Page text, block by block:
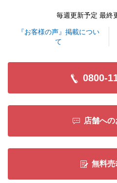
毎週更新予定 最終
『お客様の声』掲載につい
て
0800-
店舗へ
無料売